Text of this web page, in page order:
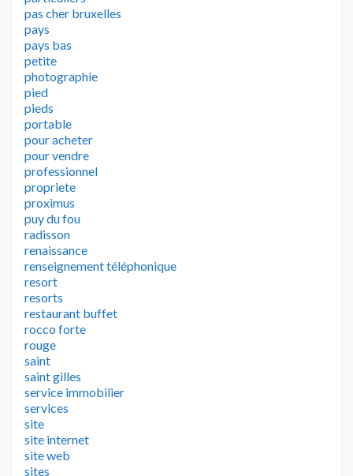
pas cher bruxelles
pays
pays bas
petite
photographie
pied
pieds
portable
pour acheter
pour vendre
professionnel
propriete
proximus
puy du fou
radisson
renaissance
renseignement téléphonique
resort
resorts
restaurant buffet
rocco forte
rouge
saint
saint gilles
service immobilier
services
site
site internet
site web
sites